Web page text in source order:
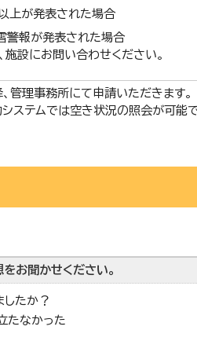
上が発表された場合
警報が発表された場合
施設にお問い合わせください。
管理事務所にて申請いただきます。
ステムでは空き状況の照会が可能で
お聞かせください。
したか？
たなかった